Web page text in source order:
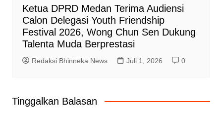
Ketua DPRD Medan Terima Audiensi
Calon Delegasi Youth Friendship
Festival 2026, Wong Chun Sen Dukung
Talenta Muda Berprestasi
Redaksi Bhinneka News Juli 1, 2026 0
Tinggalkan Balasan